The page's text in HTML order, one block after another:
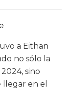
a Eithan
no sólo la
sino
en el